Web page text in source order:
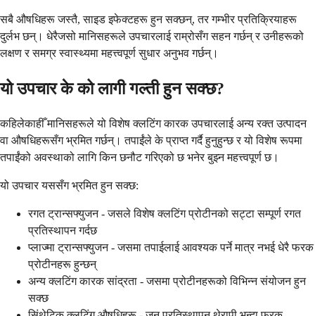
सबै औषधिहरू जस्तै, साइड इफेक्टहरू हुन सक्छन्, तर गम्भीर प्रतिक्रियाहरू
दुर्लभ छन्। धेरैजसो मानिसहरूले उपचारलाई राम्रोसँग सहन गर्छन् र उनीहरूको
लक्षण र समग्र स्वास्थ्यमा महत्त्वपूर्ण सुधार अनुभव गर्छन्।
यो उपचार के को लागी गल्ती हुन सक्छ?
कहिलेकाहीँ मानिसहरूले यो विशेष क्लटिंग कारक उपचारलाई अन्य रक्त उत्पादन
वा औषधिहरूसँग भ्रमित गर्छन्। तपाईंले के प्राप्त गर्दै हुनुहुन्छ र यो विशेष रूपमा
तपाईंको अवस्थाको लागि किन छनौट गरिएको छ भनेर बुझ्न महत्त्वपूर्ण छ।
यो उपचार यससँग भ्रमित हुन सक्छ:
रगत ट्रान्सफ्युजन - जसले विशेष क्लटिंग प्रोटीनको सट्टा सम्पूर्ण रगत
प्रतिस्थापन गर्दछ
प्लाज्मा ट्रान्सफ्युजन - जसमा तपाईलाई आवश्यक पर्ने मात्र नभई धेरै फरक
प्रोटीनहरू हुन्छन्
अन्य क्लटिंग कारक सांद्रता - जसमा प्रोटीनहरूको विभिन्न संयोजन हुन
सक्छ